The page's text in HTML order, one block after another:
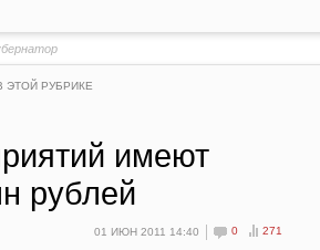
ЭТОЙ РУБРИКЕ
имеют
рублей
01 ИЮН 2011 14:40 0 271